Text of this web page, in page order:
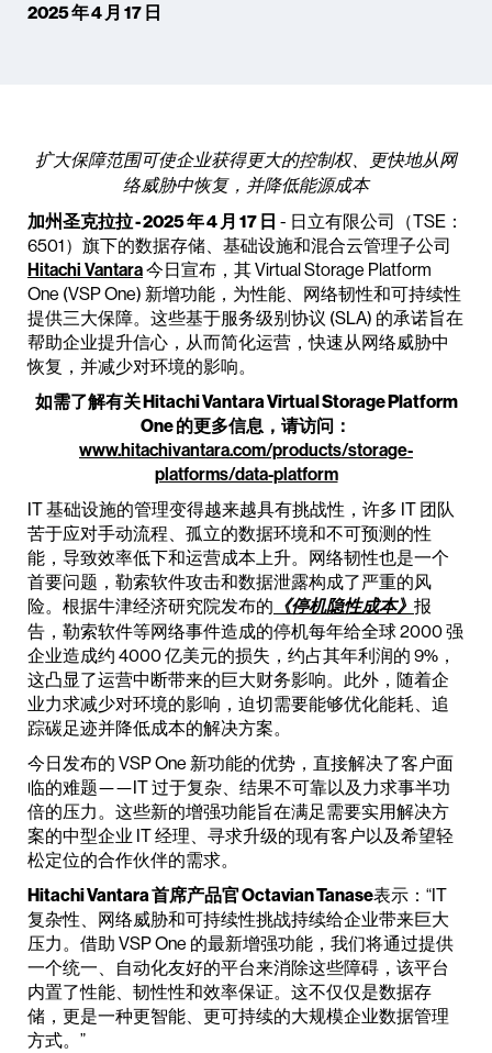
2025 年 4 月 17 日
扩大保障范围可使企业获得更大的控制权、更快地从网
络威胁中恢复，并降低能源成本
加州圣克拉拉 - 2025 年 4 月 17 日 - 日立有限公司（TSE：
6501）旗下的数据存储、基础设施和混合云管理子公司
Hitachi Vantara今日宣布，其 Virtual Storage Platform
One (VSP One) 新增功能，为性能、网络韧性和可持续性
提供三大保障。这些基于服务级别协议 (SLA) 的承诺旨在
帮助企业提升信心，从而简化运营，快速从网络威胁中
恢复，并减少对环境的影响。
如需了解有关 Hitachi Vantara Virtual Storage Platform
One 的更多信息，请访问：
www.hitachivantara.com/products/storage-
platforms/data-platform
IT 基础设施的管理变得越来越具有挑战性，许多 IT 团队
苦于应对手动流程、孤立的数据环境和不可预测的性
能，导致效率低下和运营成本上升。网络韧性也是一个
首要问题，勒索软件攻击和数据泄露构成了严重的风
险。根据牛津经济研究院发布的 《停机隐性成本》 报
告，勒索软件等网络事件造成的停机每年给全球 2000 强
企业造成约 4000 亿美元的损失，约占其年利润的 9%，
这凸显了运营中断带来的巨大财务影响。此外，随着企
业力求减少对环境的影响，迫切需要能够优化能耗、追
踪碳足迹并降低成本的解决方案。
今日发布的 VSP One 新功能的优势，直接解决了客户面
临的难题——IT 过于复杂、结果不可靠以及力求事半功
倍的压力。这些新的增强功能旨在满足需要实用解决方
案的中型企业 IT 经理、寻求升级的现有客户以及希望轻
松定位的合作伙伴的需求。
Hitachi Vantara 首席产品官 Octavian Tanase表示：“IT
复杂性、网络威胁和可持续性挑战持续给企业带来巨大
压力。借助 VSP One 的最新增强功能，我们将通过提供
一个统一、自动化友好的平台来消除这些障碍，该平台
内置了性能、韧性性和效率保证。这不仅仅是数据存
储，更是一种更智能、更可持续的大规模企业数据管理
方式。”